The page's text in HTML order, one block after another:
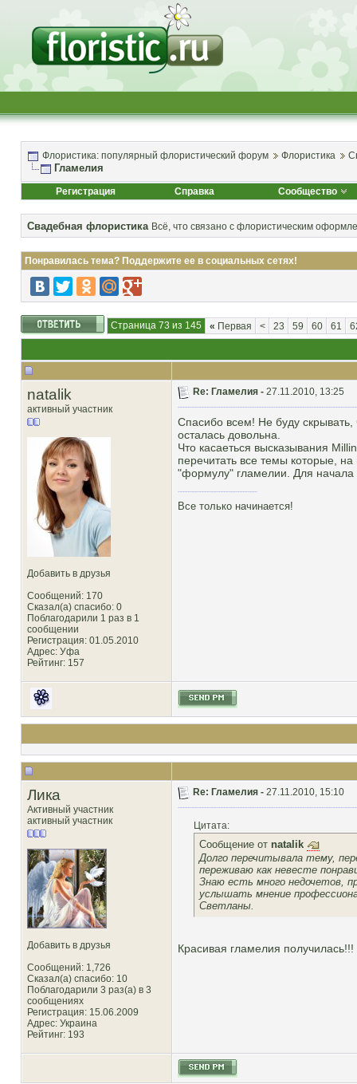
Флористика: популярный флористический форум Флористика
Гламелия
Регистрация Справка Сообщество
Свадебная флористика Всё, что связано с флористическим
Понравилась тема? Поддержите ее в социальных сетях!
Страница 73 из 145 « Первая < 23 59 60 61
natalik
активный участник
Добавить в друзья
Сообщений: 170
Сказал(а) спасибо: 0
Поблагодарили 1 раз в 1
сообщении
Регистрация: 01.05.2010
Адрес: Уфа
Рейтинг: 157
Re: Гламелия - 27.11.2010, 13:25
Спасибо всем! Не буду
осталась довольна.
Что касаеться высказывания
перечитать все темы которые,
"формулу" гламелии. Для начала
Все только начинается!
Лика
Активный участник
активный участник
Добавить в друзья
Сообщений: 1,726
Сказал(а) спасибо: 10
Поблагодарили 3 раз(а) в 3
сообщениях
Регистрация: 15.06.2009
Адрес: Украина
Рейтинг: 193
Re: Гламелия - 27.11.2010, 15:10
Цитата:
Сообщение от natalik
Долго перечитывала тему,
переживаю как невесте
Знаю есть много недочетов,
услышать мнение
Светланы.
Красивая гламелия получилась!!!